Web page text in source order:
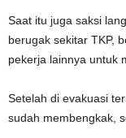
Saat itu juga saksi
berugak sekitar TKP,
pekerja lainnya untuk
Setelah di evakuasi
sudah membengkak,